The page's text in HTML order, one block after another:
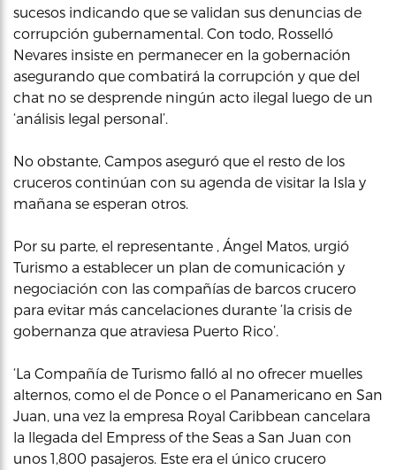
sucesos indicando que se validan sus denuncias de
corrupción gubernamental. Con todo, Rosselló
Nevares insiste en permanecer en la gobernación
asegurando que combatirá la corrupción y que del
chat no se desprende ningún acto ilegal luego de un
‘análisis legal personal’.
No obstante, Campos aseguró que el resto de los
cruceros continúan con su agenda de visitar la Isla y
mañana se esperan otros.
Por su parte, el representante , Ángel Matos, urgió
Turismo a establecer un plan de comunicación y
negociación con las compañías de barcos crucero
para evitar más cancelaciones durante ‘la crisis de
gobernanza que atraviesa Puerto Rico’.
‘La Compañía de Turismo falló al no ofrecer muelles
alternos, como el de Ponce o el Panamericano en San
Juan, una vez la empresa Royal Caribbean cancelara
la llegada del Empress of the Seas a San Juan con
unos 1,800 pasajeros. Este era el único crucero